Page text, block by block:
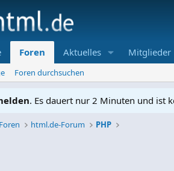
Foren Aktuelles Mitglieder
Foren durchsuchen
. Es dauert nur 2 Minuten und ist
Foren html.de-Forum PHP